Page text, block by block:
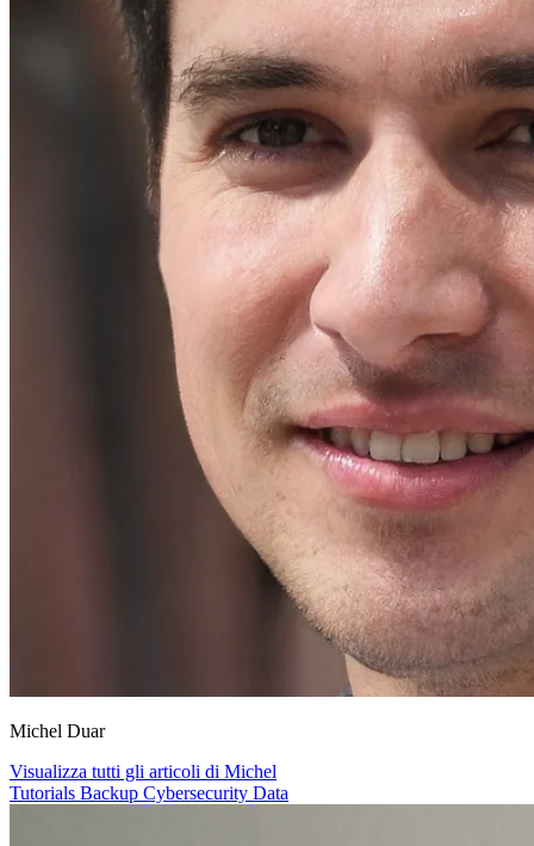
Michel Duar
Visualizza tutti gli articoli di Michel
Tutorials Backup Cybersecurity Data